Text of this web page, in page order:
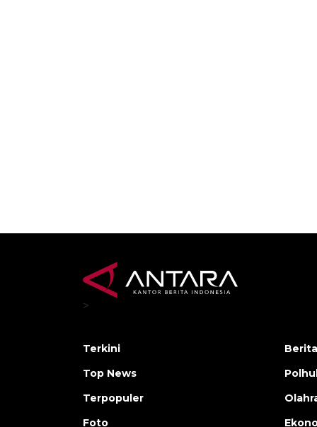
>
Terkini
Top News
Terpopuler
Foto